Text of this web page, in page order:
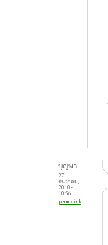
บุญพา
27
ธันวาคม,
2010 -
10:36
permalink